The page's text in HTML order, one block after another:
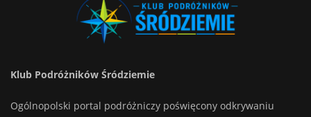
Klub Podróżników Śródziemie
Ogólnopolski portal podróżniczy poświęcony odkrywaniu